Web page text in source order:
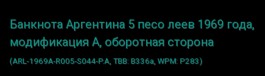
Банкнота Аргентина 5 песо леев 1969 года,
модификация A, оборотная сторона
(ARL-1969A-R005-S044-P.A, TBB: B336a, WPM: P283)